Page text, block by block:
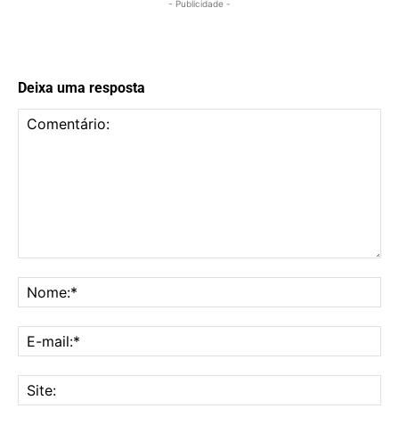
- Publicidade -
Deixa uma resposta